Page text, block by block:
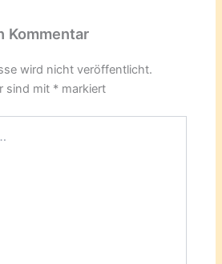
Kommentar
wird nicht veröffentlicht.
sind mit * markiert